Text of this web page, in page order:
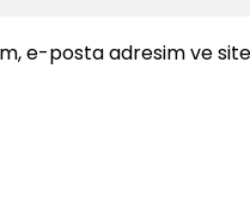
e-posta adresim ve